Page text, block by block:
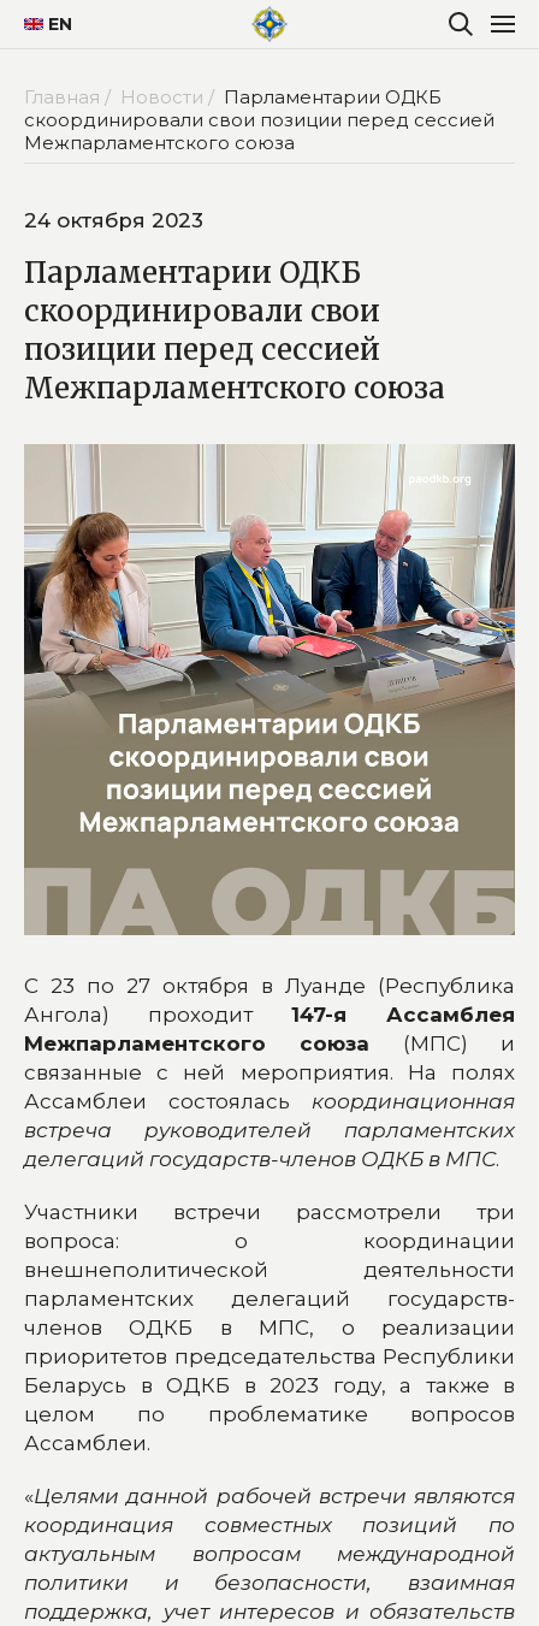
EN
Главная / Новости / Парламентарии ОДКБ
скоординировали свои позиции перед сессией
Межпарламентского союза
24 октября 2023
Парламентарии ОДКБ
скоординировали свои
позиции перед сессией
Межпарламентского союза
C 23 по 27 октября в Луанде (Республика
Ангола) проходит 147-я Ассамблея
Межпарламентского союза (МПС) и
связанные с ней мероприятия. На полях
Ассамблеи состоялась координационная
встреча руководителей парламентских
делегаций государств-членов ОДКБ в МПС.
Участники встречи рассмотрели три
вопроса: о координации
внешнеполитической деятельности
парламентских делегаций государств-
членов ОДКБ в МПС, о реализации
приоритетов председательства Республики
Беларусь в ОДКБ в 2023 году, а также в
целом по проблематике вопросов
Ассамблеи.
«Целями данной рабочей встречи являются
координация совместных позиций по
актуальным вопросам международной
политики и безопасности, взаимная
поддержка, учет интересов и обязательств